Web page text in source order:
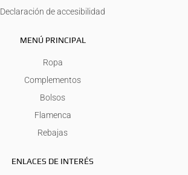
Declaración de accesibilidad
MENÚ PRINCIPAL
Ropa
Complementos
Bolsos
Flamenca
Rebajas
ENLACES DE INTERÉS